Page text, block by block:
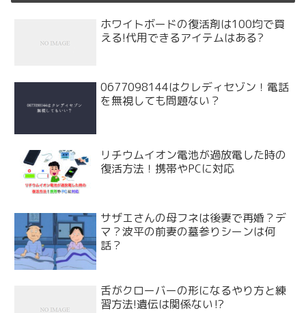
ホワイトボードの復活剤は100均で買
える!代用できるアイテムはある?
0677098144はクレディセゾン！電話
を無視しても問題ない？
リチウムイオン電池が過放電した時の
復活方法！携帯やPCに対応
サザエさんの母フネは後妻で再婚？デ
マ？波平の前妻の墓参りシーンは何
話？
舌がクローバーの形になるやり方と練
習方法!遺伝は関係ない⁉